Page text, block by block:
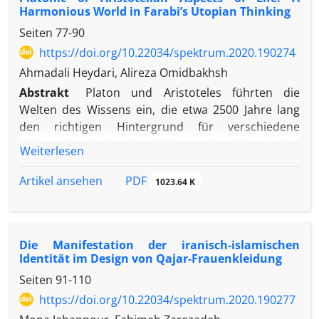
und Herausforderungen der „Migrationsliteratur“
sollen anhand von Beispielen aus den Erzählungen
Goli Taraghis – mit dem Fokus auf drei Frauen und
drei Lebensgeschichten – veranschaulicht,
hervorgehoben und erläutert werden.
Harmonious World in Farabi’s Utopian Thinking
Seiten 77-90
https://doi.org/10.22034/spektrum.2020.190274
Ahmadali Heydari, Alireza Omidbakhsh
Abstrakt
Platon und Aristoteles führten die
Welten des Wissens ein, die etwa 2500 Jahre lang
den richtigen Hintergrund für verschiedene
philosophische Schulen bildeten, obwohl in jedem
aristotelische Dimension erkennbar waren, die sich
offenbart. Sowohl Platon als auch Aristoteles haben
Zivilisation ausgeübt, in der sowohl „konkrete
Einzelheiten“ als auch „abstrakte Einheiten“
gleichermaßen wichtig sind. Diese Gleichheit oder
Harmonie zwischen der irdischen und der
himmlischen Dimension des Menschen ist von den
Weiterlesen
Artikel ansehen
PDF 1023.64 K
Die Manifestation der iranisch-islamischen
Identität im Design von Qajar-Frauenkleidung
Seiten 91-110
https://doi.org/10.22034/spektrum.2020.190277